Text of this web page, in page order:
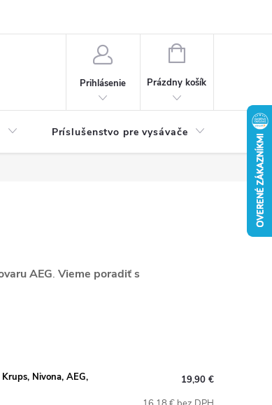
Prihlásenie
NÁKUPNÝ
Prázdny košík
Príslušenstvo pre vysávače
AEG. Vieme poradiť s
Nivona, AEG,
19,90 €